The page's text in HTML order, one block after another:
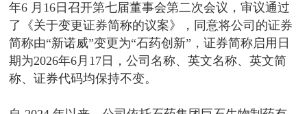
年6 月16日召开第七届董事会第二次会议，审议通过
了《关于变更证券简称的议案》，同意将公司的证券
简称由“新诺威”变更为“石药创新”，证券简称启用日
期为2026年6月17日，公司名称、英文名称、英文简
称、证券代码均保持不变。